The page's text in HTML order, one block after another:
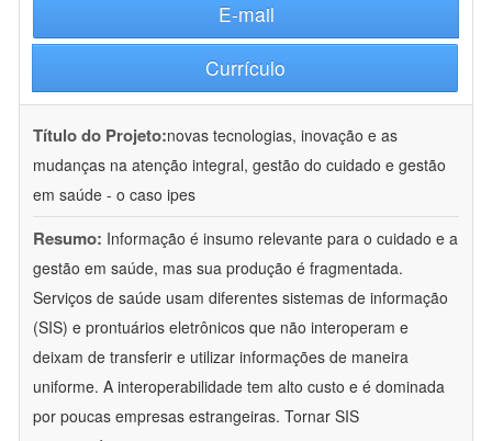
E-mail
Currículo
Título do Projeto:novas tecnologias, inovação e as
mudanças na atenção integral, gestão do cuidado e gestão
em saúde - o caso ipes
Resumo: Informação é insumo relevante para o cuidado e a
gestão em saúde, mas sua produção é fragmentada.
Serviços de saúde usam diferentes sistemas de informação
(SIS) e prontuários eletrônicos que não interoperam e
deixam de transferir e utilizar informações de maneira
uniforme. A interoperabilidade tem alto custo e é dominada
por poucas empresas estrangeiras. Tornar SIS